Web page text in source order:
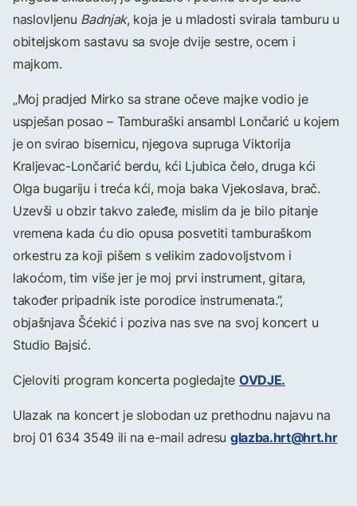
naslovljenu Badnjak, koja je u mladosti svirala tamburu u
obiteljskom sastavu sa svoje dvije sestre, ocem i
majkom.
„Moj pradjed Mirko sa strane očeve majke vodio je
uspješan posao – Tamburaški ansambl Lončarić u kojem
je on svirao bisernicu, njegova supruga Viktorija
Kraljevac-Lončarić berdu, kći Ljubica čelo, druga kći
Olga bugariju i treća kći, moja baka Vjekoslava, brač.
Uzevši u obzir takvo zaleđe, mislim da je bilo pitanje
vremena kada ću dio opusa posvetiti tamburaškom
orkestru za koji pišem s velikim zadovoljstvom i
lakoćom, tim više jer je moj prvi instrument, gitara,
također pripadnik iste porodice instrumenata.”,
objašnjava Šćekić i poziva nas sve na svoj koncert u
Studio Bajsić.
Cjeloviti program koncerta pogledajte OVDJE.
Ulazak na koncert je slobodan uz prethodnu najavu na
broj 01 634 3549 ili na e-mail adresu glazba.hrt@hrt.hr